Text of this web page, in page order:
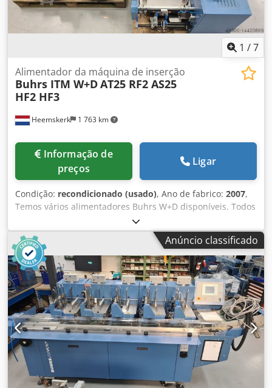
1 /7
Heemskerk 1 763 km
Alimentador da máquina de inserção
Buhrs ITM W+DAT25 RF2 AS25
HF2 HF3
preços
Ligar
Condição: recondicionado (usado), Ano de fabrico: 2007,
Temos vários alimentadores Buhrs W+D disponíveis. Todos
completamente revisados e prontos para uso! Tipos de
alimentadores: Alimentador rotativo de vácuo AT25 (BB300)
Alimentador deslizante AS25 (BB300) Alimentador de
fricção a vácuo HF3 (BB300) Alimentador de rotação a
vácuo RF2 Servo (BB600 e BB700) AS2 Alimentador de
empurrar (BB600 e BB700) HF2 Alimentador de fricção a
vácuo (BB600 e BB700) Pode ser instalado numa máquina
Buhrs W+D BB300 10K, BB600 14K e numa máquina Buhrs
ITM BB700 14 e 16K. Todos os alimentadores que
vendemos são totalmente verificados e todas as peças
sobressalentes são substituídas, se necessário. Dsdpfx Ajq
Ec Rgefwjkr Gostaria de receber uma oferta? Por favor,
informe-nos, obrigado!
Anúncio classificado